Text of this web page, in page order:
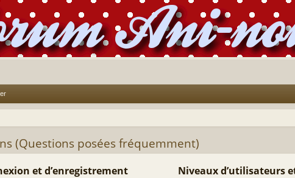
(Questions posées fréquemment)
et d’enregistrement Niveaux d’utilisateurs